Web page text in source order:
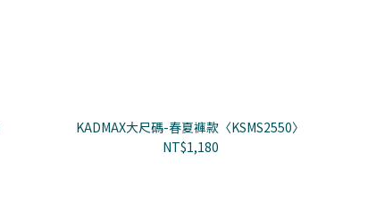
KADMAX大尺碼-春夏褲款〈KSMS2550〉
NT$1,180